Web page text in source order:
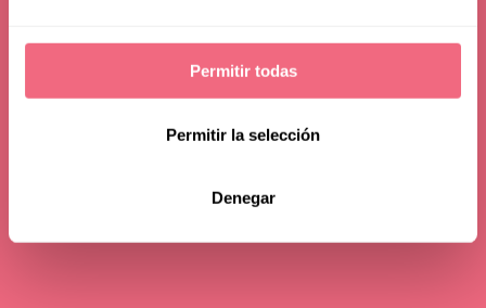
Permitir todas
Permitir la selección
Denegar